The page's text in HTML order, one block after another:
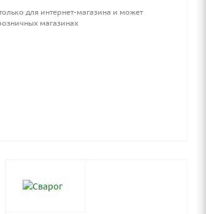
для интернет-магазина и может
магазинах